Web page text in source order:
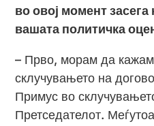
во овој момент засега
вашата политичка
– Прво, морам да
склучувањето на
Примус во
Претседателот.